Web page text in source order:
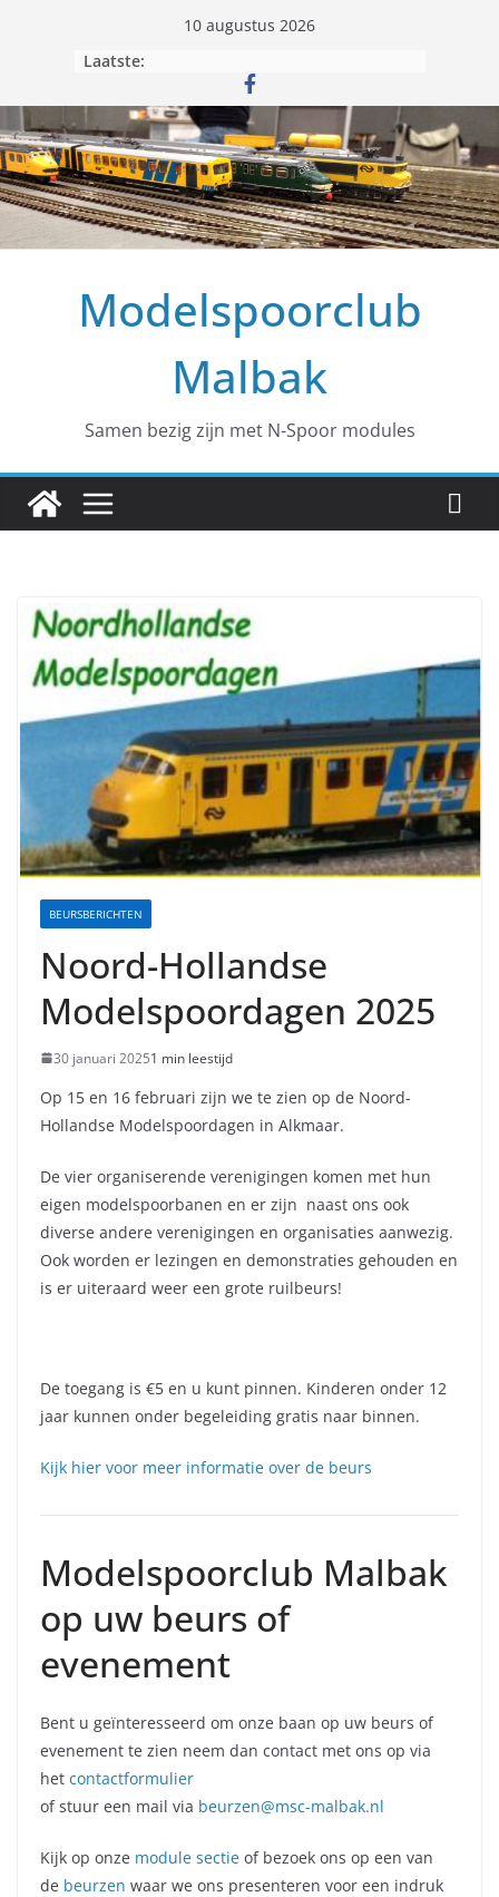
10 augustus 2026
Laatste:
Modelspoorclub
Malbak
Samen bezig zijn met N-Spoor modules
BEURSBERICHTEN
Noord-Hollandse
Modelspoordagen 2025
30 januari 20251 min leestijd
Op 15 en 16 februari zijn we te zien op de Noord-
Hollandse Modelspoordagen in Alkmaar.
De vier organiserende verenigingen komen met hun
eigen modelspoorbanen en er zijn naast ons ook
diverse andere verenigingen en organisaties aanwezig.
Ook worden er lezingen en demonstraties gehouden en
is er uiteraard weer een grote ruilbeurs!
De toegang is €5 en u kunt pinnen. Kinderen onder 12
jaar kunnen onder begeleiding gratis naar binnen.
Kijk hier voor meer informatie over de beurs
Modelspoorclub Malbak
op uw beurs of
evenement
Bent u geïnteresseerd om onze baan op uw beurs of
evenement te zien neem dan contact met ons op via
het contactformulier
of stuur een mail via beurzen@msc-malbak.nl
Kijk op onze module sectie of bezoek ons op een van
de beurzen waar we ons presenteren voor een indruk